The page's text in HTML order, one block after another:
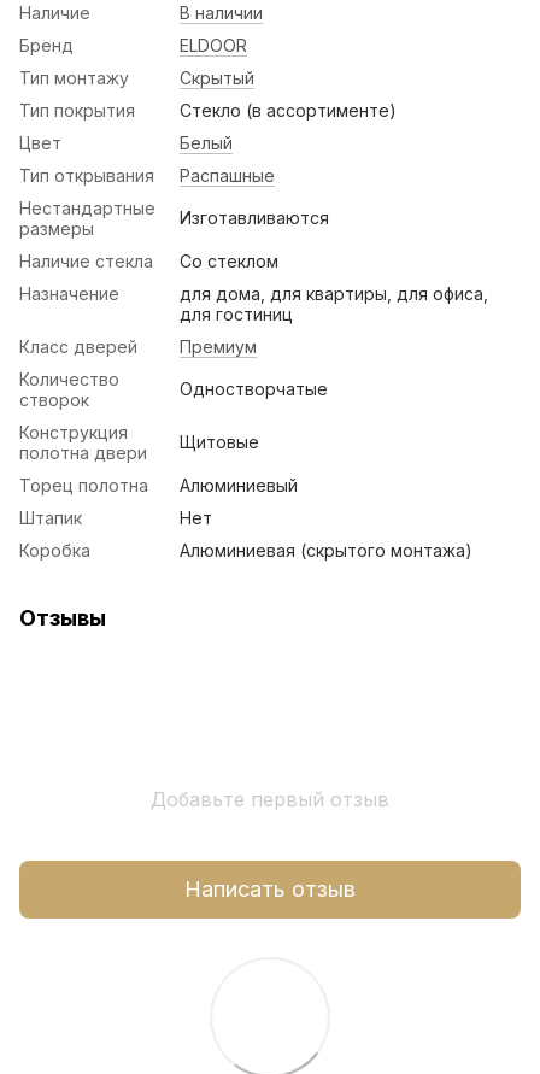
Наличие
В наличии
Бренд
ELDOOR
Тип монтажу
Скрытый
Тип покрытия
Стекло (в ассортименте)
Цвет
Белый
Тип открывания
Распашные
Нестандартные
размеры
Изготавливаются
Наличие стекла
Со стеклом
Назначение
для дома, для квартиры, для офиса,
для гостиниц
Класс дверей
Премиум
Количество
створок
Одностворчатые
Конструкция
полотна двери
Щитовые
Торец полотна
Алюминиевый
Штапик
Нет
Коробка
Алюминиевая (скрытого монтажа)
Отзывы
Добавьте первый отзыв
Написать отзыв